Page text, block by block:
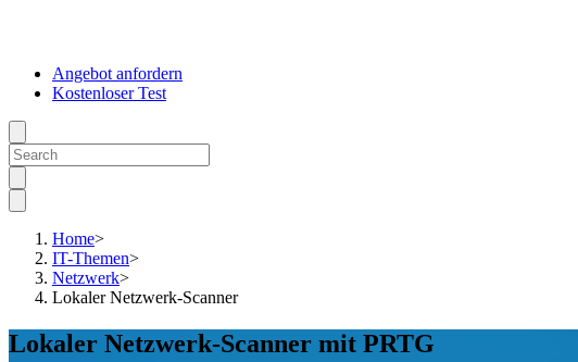
Angebot anfordern
Kostenloser Test
Home>
IT-Themen>
Netzwerk>
Lokaler Netzwerk-Scanner
Lokaler Netzwerk-Scanner mit PRTG